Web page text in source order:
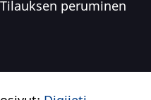
Tilauksen peruminen